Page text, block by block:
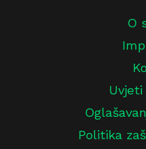
O
Politika